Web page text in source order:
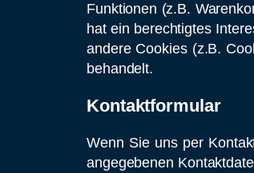
Funktionen (z.B.
hat ein berechtigtes
andere Cookies (z.B.
behandelt.
Kontaktformular
Wenn Sie uns per
angegebenen